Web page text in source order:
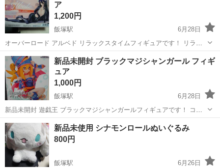
／／ 高収入でしっか...
ア
1,200円
飯塚駅
6月28日
オーバーロード アルベド リラックスタイムフィギュアです！ リラッ
クスタイムフィギュアシリーズはとても可愛い作品が多くとても気に
入っておりましたが断捨離中の為出品させて頂きます(*.ˬ.)" 他サイトに
も出品してますので急遽...
福岡 飯塚市 飯塚駅 フィギュア オーバーロード
新品未開封 ブラックマジシャンガール フィギ
ュア
1,000円
飯塚駅
6月28日
新品未開封 遊戯王 ブラックマジシャンガールフィギュアです！ コレ
クション整理の為出品させて頂きました。 こちら箱に少したわみがあ
りますので相場よりお安くさせて頂きました(*.ˬ.)"
福岡 飯塚市 飯塚駅 フィギュア ブラックマジシャン
新品未使用 シナモンロールぬいぐるみ
800円
飯塚駅
6月26日